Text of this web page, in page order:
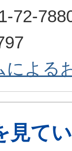
72-
による
見て